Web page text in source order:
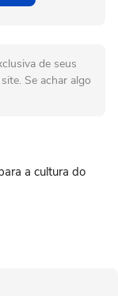
de seus
Se achar algo
a cultura do